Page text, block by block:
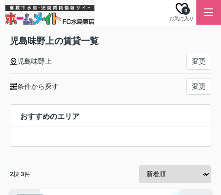
お気に入り
0
児島味野上の賃貸一覧
児島味野上 変更
条件から探す 変更
おすすめのエリア
2棟 3件